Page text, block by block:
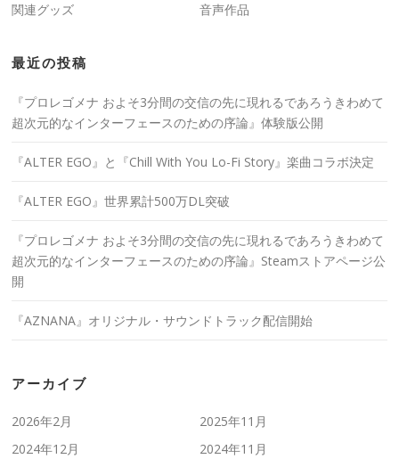
関連グッズ
音声作品
最近の投稿
『プロレゴメナ およそ3分間の交信の先に現れるであろうきわめて
超次元的なインターフェースのための序論』体験版公開
『ALTER EGO』と『Chill With You Lo-Fi Story』楽曲コラボ決定
『ALTER EGO』世界累計500万DL突破
『プロレゴメナ およそ3分間の交信の先に現れるであろうきわめて
超次元的なインターフェースのための序論』Steamストアページ公
開
『AZNANA』オリジナル・サウンドトラック配信開始
アーカイブ
2026年2月
2025年11月
2024年12月
2024年11月